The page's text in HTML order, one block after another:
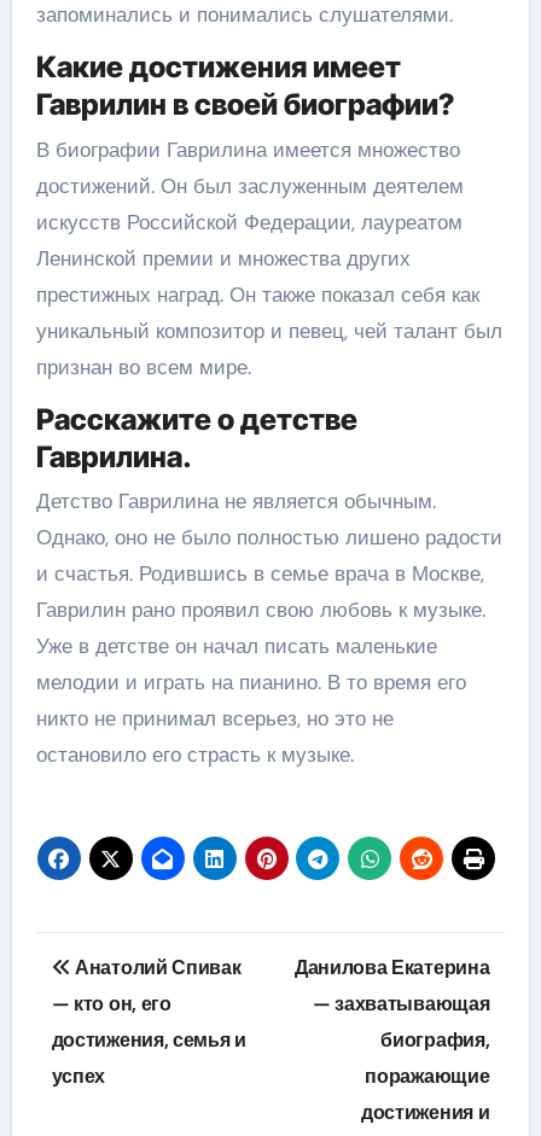
запоминались и понимались слушателями.
Какие достижения имеет
Гаврилин в своей биографии?
В биографии Гаврилина имеется множество
достижений. Он был заслуженным деятелем
искусств Российской Федерации, лауреатом
Ленинской премии и множества других
престижных наград. Он также показал себя как
уникальный композитор и певец, чей талант был
признан во всем мире.
Расскажите о детстве
Гаврилина.
Детство Гаврилина не является обычным.
Однако, оно не было полностью лишено радости
и счастья. Родившись в семье врача в Москве,
Гаврилин рано проявил свою любовь к музыке.
Уже в детстве он начал писать маленькие
мелодии и играть на пианино. В то время его
никто не принимал всерьез, но это не
остановило его страсть к музыке.
Навигация
по
записям
Анатолий Спивак
— кто он, его
достижения, семья и
успех
Данилова Екатерина
— захватывающая
биография,
поражающие
достижения и